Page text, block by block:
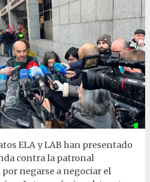
ELA y LAB han presentado
contra la patronal
por negarse a negociar el